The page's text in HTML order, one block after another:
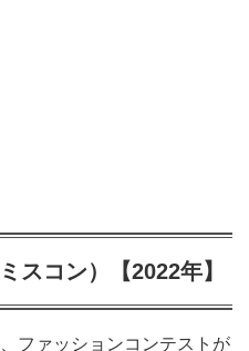
スコン）【2022年】
ファッションコンテストが